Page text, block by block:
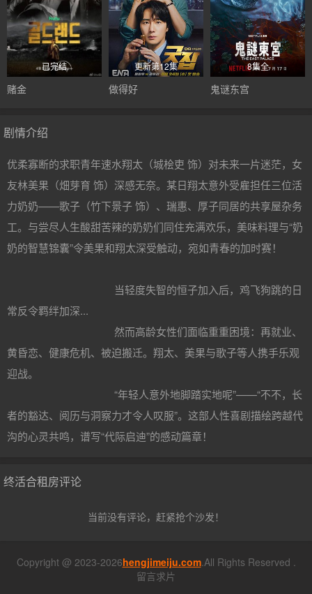
已完结
赌金
更新第12集
做得好
8集全
鬼谜东宫
剧情介绍
优柔寡断的求职青年速水翔太（城桧吏 饰）对未来一片迷茫，女
友林美果（畑芽育 饰）深感无奈。某日翔太意外受雇担任三位活
力奶奶——歌子（竹下景子 饰）、瑞惠、厚子同居的共享屋杂务
工。与尝尽人生酸甜苦辣的奶奶们同住充满欢乐，美味料理与“奶
奶的智慧锦囊”令美果和翔太深受触动，宛如青春的加时赛！
当轻度失智的恒子加入后，鸡飞狗跳的日
常反令羁绊加深...
然而高龄女性们面临重重困境：再就业、
黄昏恋、健康危机、被迫搬迁。翔太、美果与歌子等人携手乐观
迎战。
“年轻人意外地脚踏实地呢”——“不不，长
者的豁达、阅历与洞察力才令人叹服”。这部人性喜剧描绘跨越代
沟的心灵共鸣，谱写“代际启迪”的感动篇章！
终活合租房评论
当前没有评论，赶紧抢个沙发！
Copyright @ 2023-2026hengjimeiju.com.All Rights Reserved .
留言求片